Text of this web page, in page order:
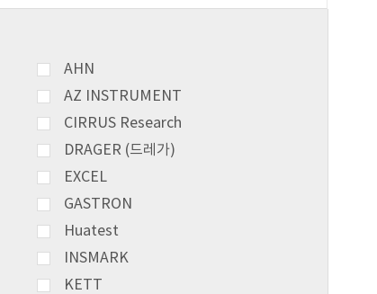
AHN
AZ INSTRUMENT
CIRRUS Research
DRAGER (드레가)
EXCEL
GASTRON
Huatest
INSMARK
KETT